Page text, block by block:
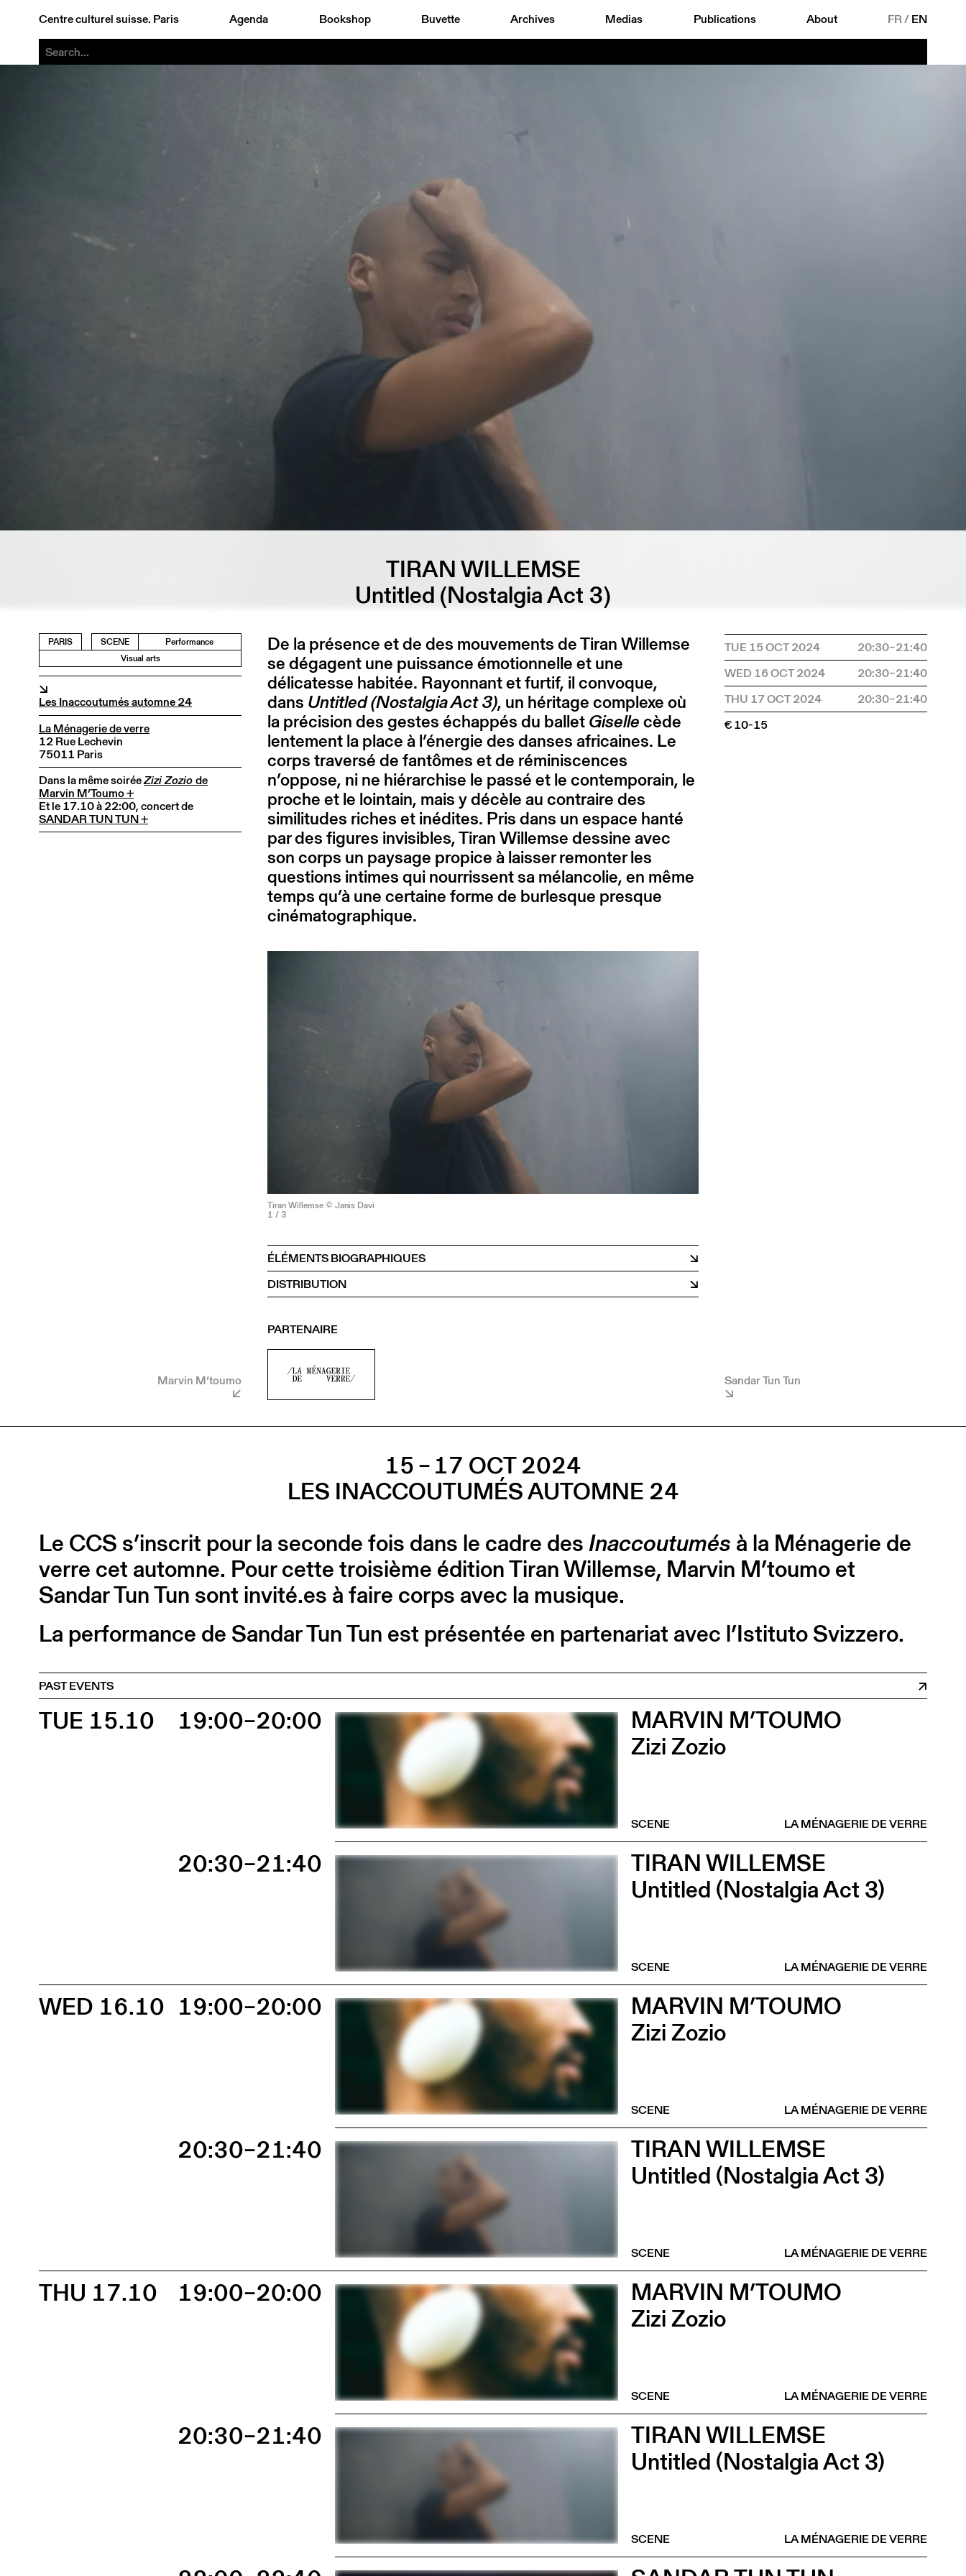
Centre culturel suisse. Paris Agenda Bookshop Buvette Archives Medias Publications About FR/ EN
TIRAN WILLEMSE
Untitled (Nostalgia Act 3)
PARIS SCENE
Performance
Visual arts
↘
Les Inaccoutumés automne 24
La Ménagerie de verre
12 Rue Lechevin
75011 Paris
Dans la même soiréeZizi Zoziode
Marvin M’Toumo +
Et le 17.10 à 22:00, concert de
SANDAR TUN TUN +
Marvin M’toumo
De la présence et de des mouvements de Tiran Willemse
se dégagent une puissance émotionnelle et une
délicatesse habitée. Rayonnant et furtif, il convoque,
dans Untitled (Nostalgia Act 3), un héritage complexe où
la précision des gestes échappés du balletGisellecède
lentement la place à l’énergie des danses africaines. Le
corps traversé de fantômes et de réminiscences
n’oppose, ni ne hiérarchise le passé et le contemporain, le
proche et le lointain, mais y décèle au contraire des
similitudes riches et inédites. Pris dans un espace hanté
par des figures invisibles, Tiran Willemse dessine avec
son corps un paysage propice à laisser remonter les
questions intimes qui nourrissent sa mélancolie, en même
temps qu’à une certaine forme de burlesque presque
cinématographique.
Tiran Willemse © Janis Davi
1 / 3
ÉLÉMENTS BIOGRAPHIQUES
DISTRIBUTION
PARTENAIRE
TUE 15 OCT 2024
20:30–21:40
WED 16 OCT 2024
20:30–21:40
THU 17 OCT 2024
20:30–21:40
€ 10-15
Sandar Tun Tun
15 – 17 OCT 2024
LES INACCOUTUMÉS AUTOMNE 24
Le CCS s’inscrit pour la seconde fois dans le cadre desInaccoutumés à la Ménagerie de
verre cet automne. Pour cette troisième édition Tiran Willemse, Marvin M’toumo et
Sandar Tun Tun sont invité.es à faire corps avec la musique.
La performance de Sandar Tun Tun est présentée en partenariat avec l’Istituto Svizzero.
PAST EVENTS
TUE 15.10 19:00–20:00
MARVIN M’TOUMO
Zizi Zozio
LA MÉNAGERIE DE VERRE
SCENE
20:30–21:40
TIRAN WILLEMSE
Untitled (Nostalgia Act 3)
LA MÉNAGERIE DE VERRE
SCENE
WED 16.10 19:00–20:00
MARVIN M’TOUMO
Zizi Zozio
LA MÉNAGERIE DE VERRE
SCENE
20:30–21:40
TIRAN WILLEMSE
Untitled (Nostalgia Act 3)
LA MÉNAGERIE DE VERRE
SCENE
THU 17.10 19:00–20:00
MARVIN M’TOUMO
Zizi Zozio
LA MÉNAGERIE DE VERRE
SCENE
20:30–21:40
TIRAN WILLEMSE
Untitled (Nostalgia Act 3)
LA MÉNAGERIE DE VERRE
SCENE